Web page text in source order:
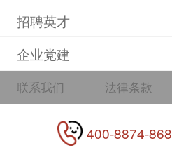
招聘英才
企业党建
联系我们 法律条款
400-8874-868